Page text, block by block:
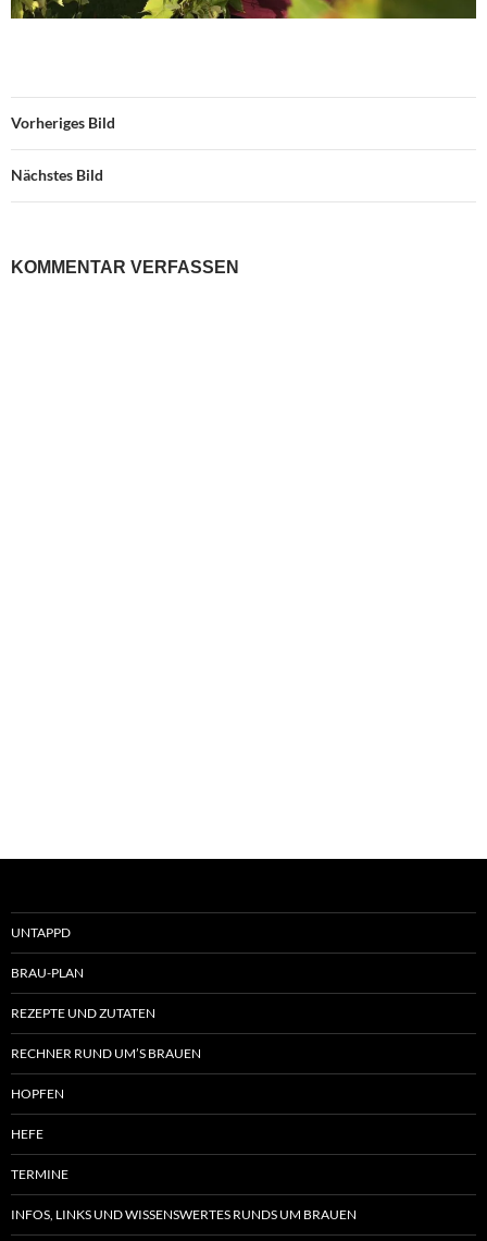
Vorheriges Bild
Nächstes Bild
KOMMENTAR VERFASSEN
UNTAPPD
BRAU-PLAN
REZEPTE UND ZUTATEN
RECHNER RUND UM’S BRAUEN
HOPFEN
HEFE
TERMINE
INFOS, LINKS UND WISSENSWERTES RUNDS UM BRAUEN